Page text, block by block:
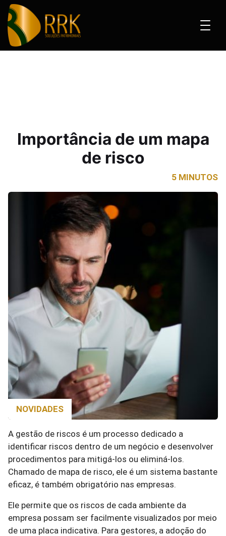
Importância de um mapa
de risco
5 MINUTOS
NOVIDADES
A gestão de riscos é um processo dedicado a
identificar riscos dentro de um negócio e desenvolver
procedimentos para mitigá-los ou eliminá-los.
Chamado de mapa de risco, ele é um sistema bastante
eficaz, é também obrigatório nas empresas.
Ele permite que os riscos de cada ambiente da
empresa possam ser facilmente visualizados por meio
de uma placa indicativa. Para gestores, a adoção do